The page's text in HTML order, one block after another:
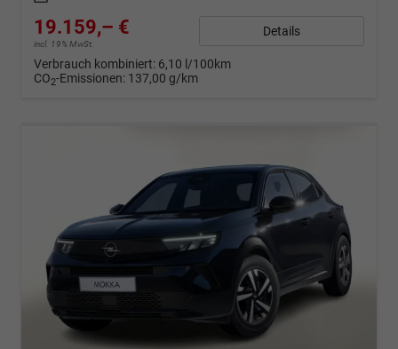
19.159,– €
incl. 19% MwSt.
Details
Verbrauch kombiniert: 6,10 l/100km
CO2-Emissionen: 137,00 g/km